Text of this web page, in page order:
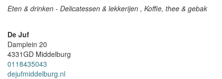
Eten & drinken - Delicatessen & lekkerijen , Koffie, thee & gebak
De Juf
Damplein 20
4331GD Middelburg
0118435043
dejufmiddelburg.nl